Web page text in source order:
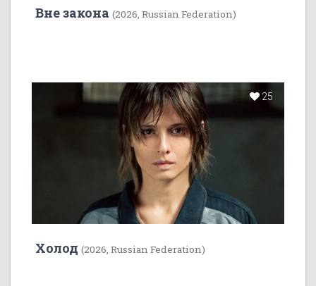
Вне закона (2026, Russian Federation)
25
Холод (2026, Russian Federation)